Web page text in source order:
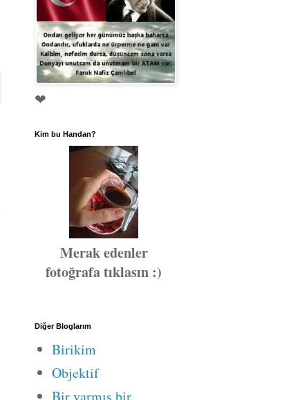
❤
Kim bu Handan?
Merak edenler
fotoğrafa tıklasın :)
Diğer Bloglarım
Birikim
Objektif
Bir varmış bir